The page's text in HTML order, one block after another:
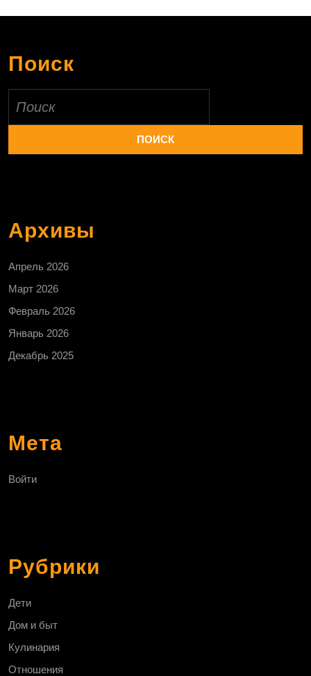
Поиск
Архивы
Апрель 2026
Март 2026
Февраль 2026
Январь 2026
Декабрь 2025
Мета
Войти
Рубрики
Дети
Дом и быт
Кулинария
Отношения